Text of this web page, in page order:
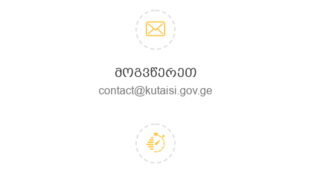
ᲛᲝᲒᲕᲬᲔᲠᲔᲗ
contact@kutaisi.gov.ge